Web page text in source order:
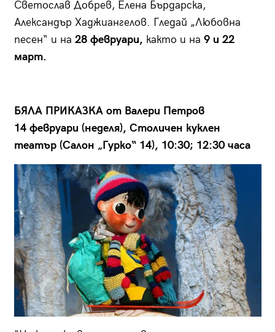
Светослав Добрев, Елена Бърдарска,
Александър Хаджиангелов. Гледай „Любовна
песен“ и на 28 февруари, както и на 9 и 22
март.
БЯЛА ПРИКАЗКА от Валери Петров
14 февруари (неделя), Столичен куклен
театър (Салон „Гурко“ 14), 10:30; 12:30 часа